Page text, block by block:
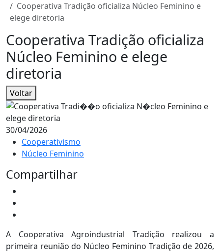
Cooperativa Tradição oficializa Núcleo Feminino e
elege diretoria
Cooperativa Tradição oficializa
Núcleo Feminino e elege
diretoria
Voltar
30/04/2026
Cooperativismo
Núcleo Feminino
Compartilhar
A Cooperativa Agroindustrial Tradição realizou a
primeira reunião do Núcleo Feminino Tradição de 2026,